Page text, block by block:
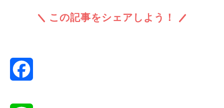
この記事をシェアしよう！